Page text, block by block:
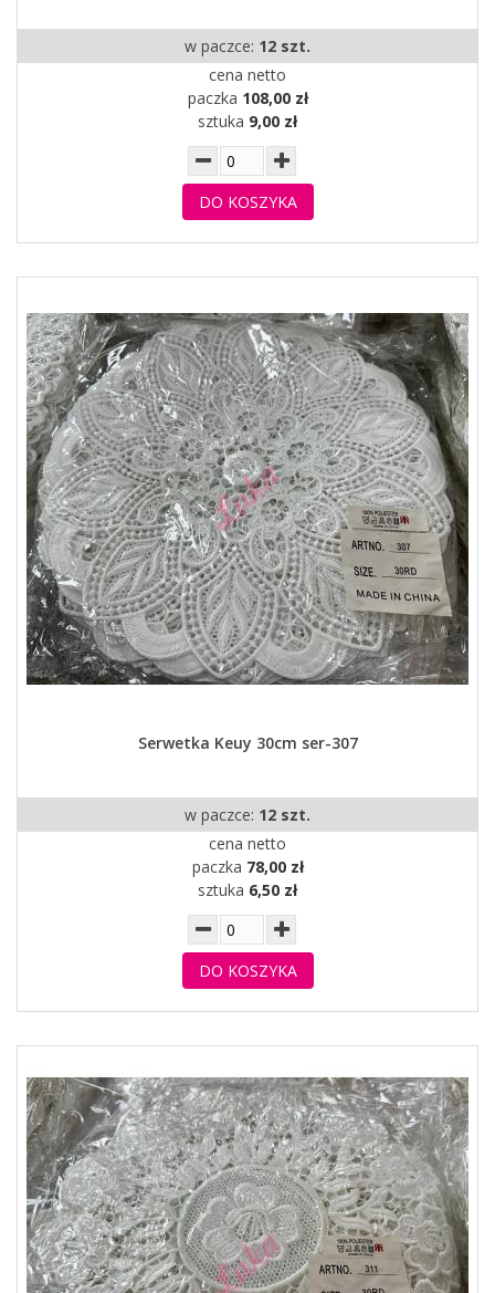
w paczce: 12 szt.
cena netto
paczka 108,00 zł
sztuka 9,00 zł
DO KOSZYKA
Serwetka Keuy 30cm ser-307
w paczce: 12 szt.
cena netto
paczka 78,00 zł
sztuka 6,50 zł
DO KOSZYKA